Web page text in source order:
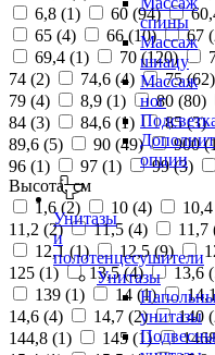
спины
Массаж
шиацу
Массаж
ног
опции
Унитазы
и
полотенцесушители
Унитазы
унитазы
6,8 (1) 60 (94)
65 (4) 66 (10) 67 (
69,4 (1) 70 (120)
74 (2) 74,6 (4) 75 (62)
79 (4) 8,9 (1) 80 (80)
84 (3) 84,6 (1) 85 (3)
89,6 (5) 90 (49) 900 (
96 (1) 97 (1) 99 (3)
Высота, см
1,6 (2) 10 (4)
11,2 (2) 11,5 (4) 11,7
12,1 (1) 12,5 (9)
125 (1) 13,5 (4) 13,6 (
139 (1) 14 (1)
14,6 (4) 14,7 (2) 140 (
144,8 (1) 145 (1)